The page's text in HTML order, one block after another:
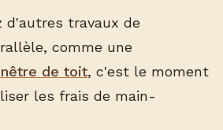
d'autres travaux de
comme une
de toit, c'est le moment
les frais de main-